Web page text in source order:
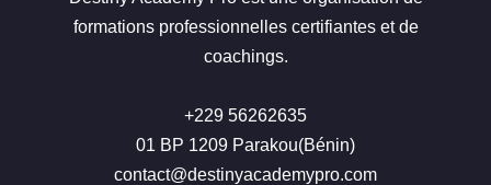
formations professionnelles certifiantes et de
coachings.
+229 56262635
01 BP 1209 Parakou(Bénin)
contact@destinyacademypro.com